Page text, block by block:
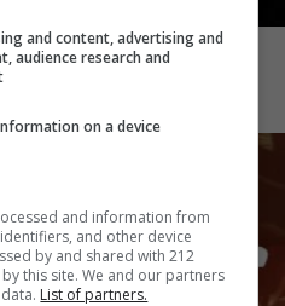
2
and content, advertising and
audience research and
on a device
and information from
and other device
by and shared with 212
this site. We and our partners
List of partners.